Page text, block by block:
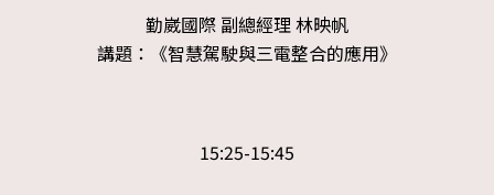
勤崴國際 副總經理 林映帆
講題：《智慧駕駛與三電整合的應用》
15:25-15:45